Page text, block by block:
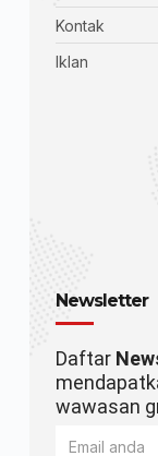
Kontak
Iklan
Newsletter
Daftar
wawasan